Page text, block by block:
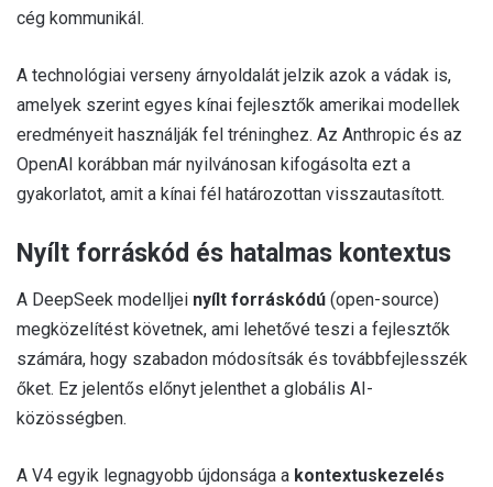
cég kommunikál.
A technológiai verseny árnyoldalát jelzik azok a vádak is,
amelyek szerint egyes kínai fejlesztők amerikai modellek
eredményeit használják fel tréninghez. Az Anthropic és az
OpenAI korábban már nyilvánosan kifogásolta ezt a
gyakorlatot, amit a kínai fél határozottan visszautasított.
Nyílt forráskód és hatalmas kontextus
A DeepSeek modelljei nyílt forráskódú (open-source)
megközelítést követnek, ami lehetővé teszi a fejlesztők
számára, hogy szabadon módosítsák és továbbfejlesszék
őket. Ez jelentős előnyt jelenthet a globális AI-
közösségben.
A V4 egyik legnagyobb újdonsága a kontextuskezelés